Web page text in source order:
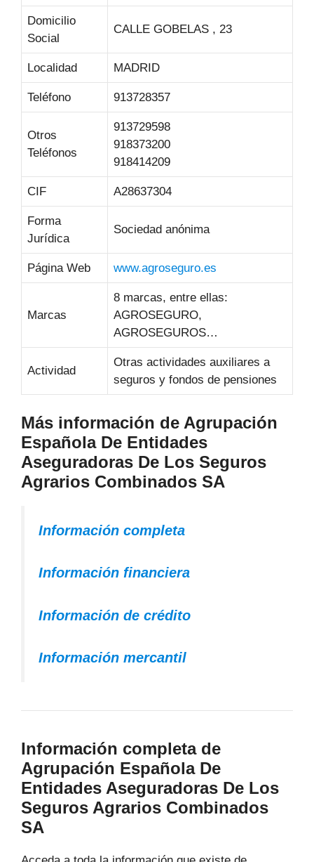
Domicilio
Social
CALLE GOBELAS , 23
Localidad MADRID
Teléfono 913728357
Otros
Teléfonos
913729598
918373200
918414209
CIF A28637304
Forma
Jurídica
Sociedad anónima
Página Web www.agroseguro.es
Marcas
8 marcas, entre ellas:
AGROSEGURO,
AGROSEGUROS…
Actividad
Otras actividades auxiliares a
seguros y fondos de pensiones
Más información de Agrupación
Española De Entidades
Aseguradoras De Los Seguros
Agrarios Combinados SA
Información completa
Información financiera
Información de crédito
Información mercantil
Información completa de
Agrupación Española De
Entidades Aseguradoras De Los
Seguros Agrarios Combinados
SA